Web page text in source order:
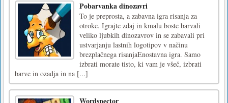
Pobarvanka dinozavri
To je preprosta, a zabavna igra risanja za
otroke. Igrajte zdaj in kmalu boste barvali
veliko ljubkih dinozavrov in se zabavali pri
ustvarjanju lastnih logotipov v načinu
brezplačnega risanjaEnostavna igra. Samo
izbrati morate tisto, ki vam je všeč, izbrati
barve in ozadja in na [...]
Wordspector